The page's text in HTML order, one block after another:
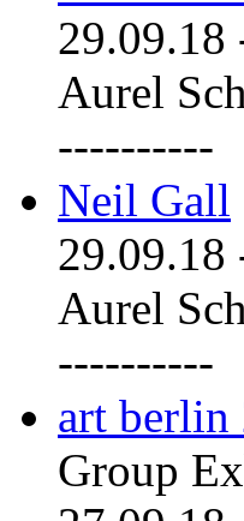
29.09.18
Aurel
----------
Neil Gall
29.09.18
Aurel
----------
art berlin
Group